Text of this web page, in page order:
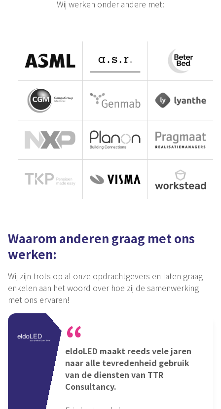
Wij werken onder andere met:
Waarom anderen graag met ons
werken:
Wij zijn trots op al onze opdrachtgevers en laten graag
enkelen aan het woord over hoe zij de samenwerking
met ons ervaren!
eldoLED maakt reeds vele jaren
naar alle tevredenheid gebruik
van de diensten van TTR
Consultancy.